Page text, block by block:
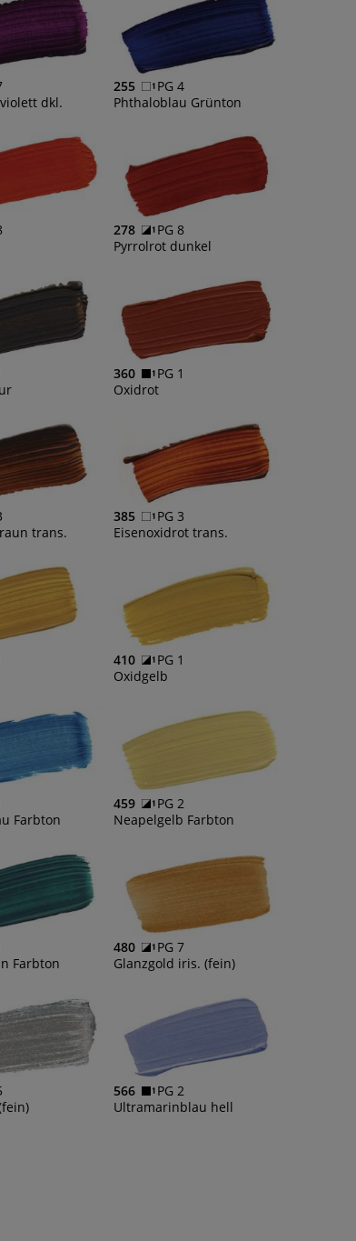
dkl.
255
PG 4
Phthaloblau Grünton
278
PG 8
Pyrrolrot dunkel
360
PG 1
Oxidrot
trans.
385
PG 3
Eisenoxidrot trans.
410
PG 1
Oxidgelb
Farbton
459
PG 2
Neapelgelb Farbton
Farbton
480
PG 7
Glanzgold iris. (fein)
566
PG 2
Ultramarinblau hell